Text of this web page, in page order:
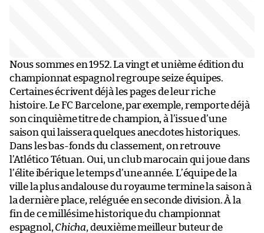
Nous sommes en 1952. La vingt et unième édition du
championnat espagnol regroupe seize équipes.
Certaines écrivent déjà les pages de leur riche
histoire. Le FC Barcelone, par exemple, remporte déjà
son cinquième titre de champion, à l’issue d’une
saison qui laissera quelques anecdotes historiques.
Dans les bas-fonds du classement, on retrouve
l’Atlético Tétuan. Oui, un club marocain qui joue dans
l’élite ibérique le temps d’une année. L’équipe de la
ville la plus andalouse du royaume termine la saison à
la dernière place, reléguée en seconde division. À la
fin de ce millésime historique du championnat
espagnol, Chicha, deuxième meilleur buteur de